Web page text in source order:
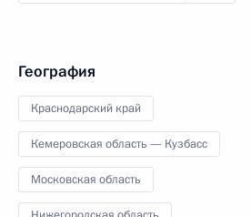
География
Краснодарский край
Кемеровская область — Кузбасс
Московская область